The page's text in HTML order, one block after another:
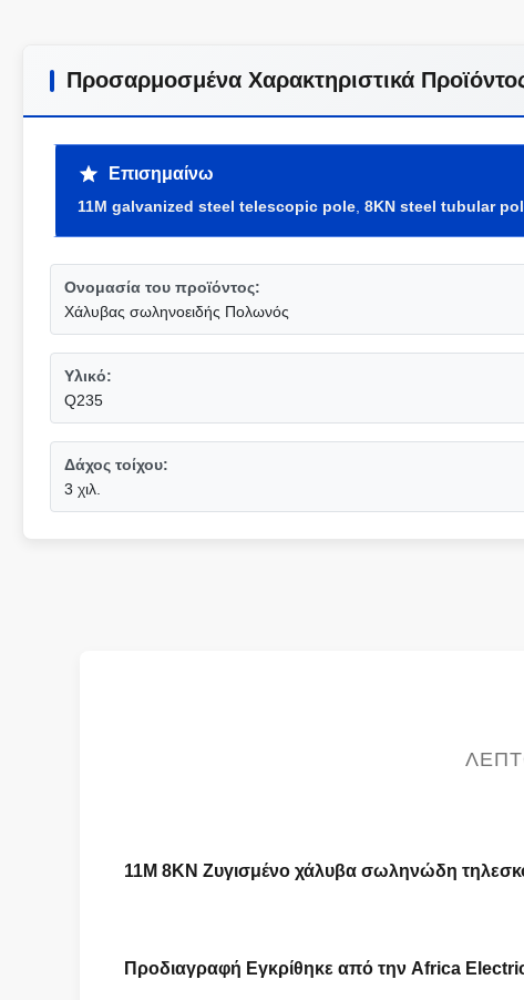
Προσαρμοσμένα Χαρακτηριστικά
Επισημαίνω
11M galvanized steel telescopic pole 8KN steel tubular
Ονομασία του προϊόντος:
Χάλυβας σωληνοειδής Πολωνός
Υλικό:
Q235
Δάχος τοίχου:
3 χιλ.
11M 8KN Ζυγισμένο χάλυβα σωληνώδη
Προδιαγραφή Εγκρίθηκε από την Africa